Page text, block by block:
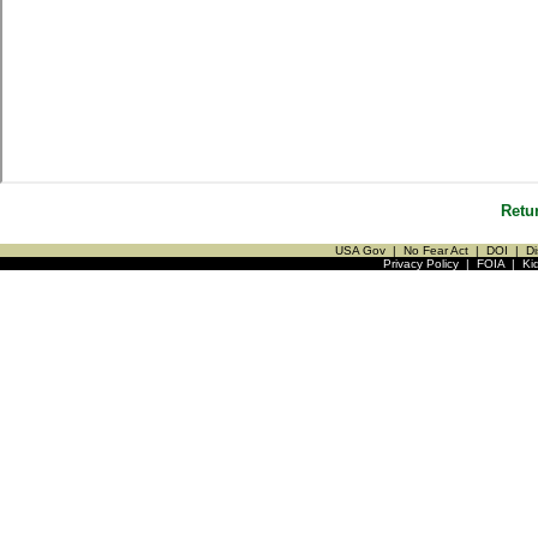
USA Gov | No Fear Act | DOI |
Privacy Policy| FOIA|